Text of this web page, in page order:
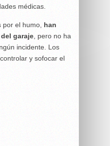
médicas.
por el humo, han
garaje, pero no ha
incidente. Los
y sofocar el